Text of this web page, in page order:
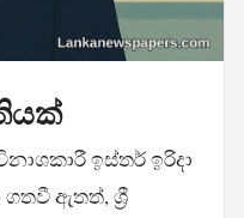
ඉස්තර් ඉරිදා
ගතවී ඇතත්, ශ්‍රී